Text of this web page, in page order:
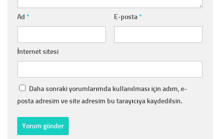
Ad * E-posta*
İnternet sitesi
Daha sonraki yorumlarımda kullanılması için adım, e-
posta adresim ve site adresim bu tarayıcıya kaydedilsin.